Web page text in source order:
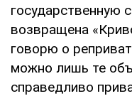
государственную
возвращена
говорю о
можно лишь те
справедливо